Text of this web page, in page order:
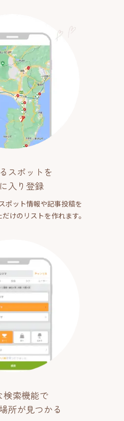
スポットを
入り登録
ポット情報や記事投稿を
けのリストを作れます。
検索機能で
所が見つかる